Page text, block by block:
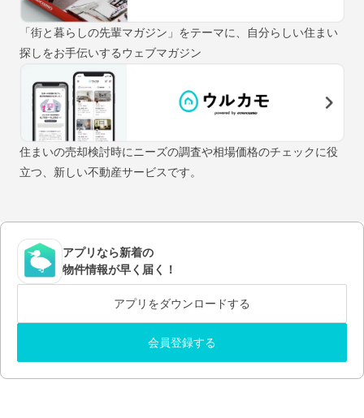
「街と暮らしの先輩マガジン」をテーマに、自分らしい住まい
探しをお手伝いするウェブマガジン
住まいの売却検討時にニーズの調査や相場価格のチェックに役
立つ、新しい不動産サービスです。
アプリなら新着の
物件情報が早く届く！
アプリをダウンロードする
会員登録する